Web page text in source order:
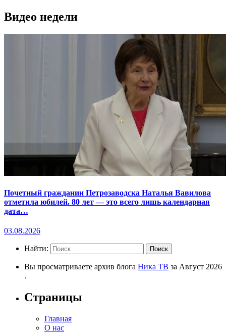
Видео недели
Почетный гражданин Петрозаводска Наталья Вавилова
отметила юбилей. 80 лет — это всего лишь календарная
дата…
03.08.2026
Найти:
Вы просматриваете архив блога Ника ТВ за Август 2026
.
Страницы
Главная
О нас